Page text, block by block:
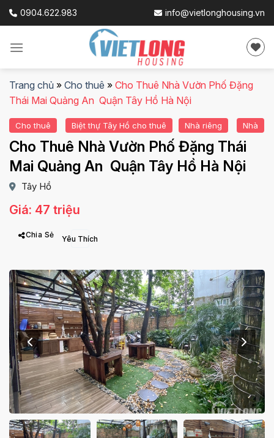
Skip
0904.622.983 info@vietlonghousing.vn
Trang chủ » Cho thuê » Cho Thuê Nhà Vườn Phố Đặng
Thái Mai Quảng An Quận Tây Hồ Hà Nội
Cho thuê Biệt thự Tây Hồ cho thuê Nhà riêng Nhà
Cho Thuê Nhà Vườn Phố Đặng Thái
Mai Quảng An Quận Tây Hồ Hà Nội
Tây Hồ
Giá: 47 triệu
Chia Sẻ